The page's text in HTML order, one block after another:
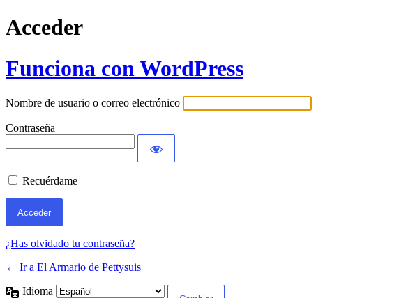
Acceder
Funciona con WordPress
Nombre de usuario o correo electrónico
Contraseña
Recuérdame
¿Has olvidado tu contraseña?
← Ir a El Armario de Pettysuis
Idioma